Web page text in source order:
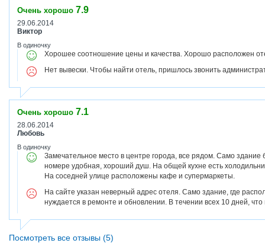
Очень хорошо 7.9
29.06.2014
Виктор
В одиночку
Хорошее соотношение цены и качества. Хорошо расположен
Нет вывески. Чтобы найти отель, пришлось звонить
Очень хорошо 7.1
28.06.2014
Любовь
В одиночку
Замечательное место в центре города, все рядом. Само
номере удобная, хороший душ. На общей кухне есть
На соседней улице расположены кафе и супермаркеты.
На сайте указан неверный адрес отеля. Само здание, где
нуждается в ремонте и обновлении. В течении всех 10 дней,
Посмотреть все отзывы (5)